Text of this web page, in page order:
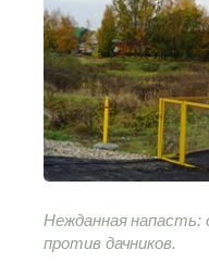
Нежданная напасть:
против дачников.